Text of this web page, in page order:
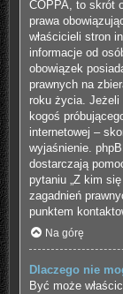
COPPA, to skrót
prawa
właścicieli stron
informacje od
obowiązek
prawnych na
roku życia.
kogoś
internetowej –
wyjaśnienie.
dostarczają
pytaniu „Z kim
zagadnień
punktem
Na górę
Dlaczego nie
Być może